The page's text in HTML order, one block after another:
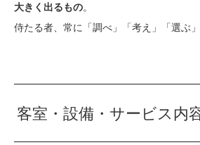
大きく出るもの。
侍たる者、常に「調べ」「考え」「選ぶ
客室・設備・サービス内